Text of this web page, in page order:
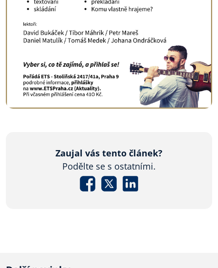
Zaujal vás tento článek?
Podělte se s ostatními.